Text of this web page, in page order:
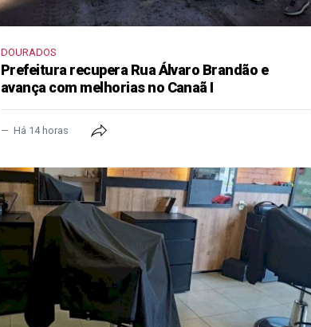
DOURADOS
Prefeitura recupera Rua Álvaro Brandão e
avança com melhorias no Canaã I
Há 14 horas